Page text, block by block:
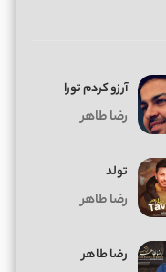
آرزو کردم تورا
رضا طاهر
تولد
رضا طاهر
رضا طاهر